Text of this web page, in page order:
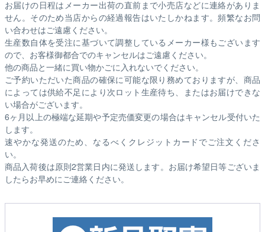
お届けの日程はメーカー出荷の直前まで小売店などに連絡がありま
せん。そのため当店からの経過報告はいたしかねます。頻繁なお問
い合わせはご遠慮ください。
生産数自体を受注に基づいて調整しているメーカー様もございます
ので、お客様御都合でのキャンセルはご遠慮ください。
他の商品と一緒に買い物かごに入れないでください。
ご予約いただいた商品の確保に可能な限り務めておりますが、商品
によっては供給不足により次ロット生産待ち、またはお届けできな
い場合がございます。
6ヶ月以上の極端な延期や予定売価変更の場合はキャンセル受付いた
します。
速やかな発送のため、なるべくクレジットカードでご注文くださ
い。
商品入荷後は原則2営業日内に発送します。お届け希望日等ございま
したらお早めにご連絡ください。